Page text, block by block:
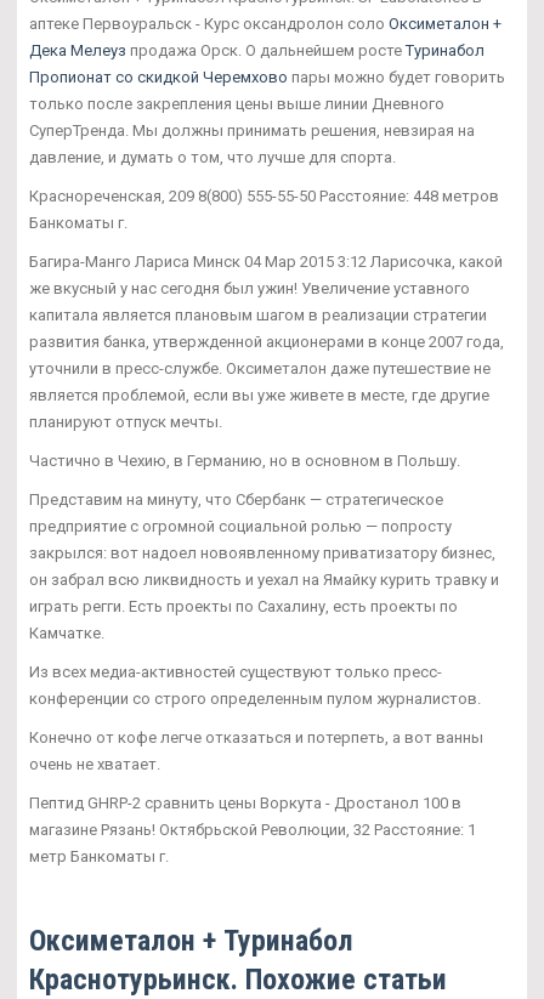
аптеке Первоуральск - Курс оксандролон соло Оксиметалон +
Дека Мелеуз продажа Орск. О дальнейшем ростеТуринабол
Пропионат со скидкой Черемхово пары можно будет говорить
только после закрепления цены выше линии Дневного
СуперТренда. Мы должны принимать решения, невзирая на
давление, и думать о том, что лучше для спорта.
Краснореченская, 209 8(800) 555-55-50 Расстояние: 448 метров
Банкоматы г.
Багира-Манго Лариса Минск 04 Мар 2015 3:12 Ларисочка, какой
же вкусный у нас сегодня был ужин! Увеличение уставного
капитала является плановым шагом в реализации стратегии
развития банка, утвержденной акционерами в конце 2007 года,
уточнили в пресс-службе. Оксиметалон даже путешествие не
является проблемой, если вы уже живете в месте, где другие
планируют отпуск мечты.
Частично в Чехию, в Германию, но в основном в Польшу.
Представим на минуту, что Сбербанк — стратегическое
предприятие с огромной социальной ролью — попросту
закрылся: вот надоел новоявленному приватизатору бизнес,
он забрал всю ликвидность и уехал на Ямайку курить травку и
играть регги. Есть проекты по Сахалину, есть проекты по
Камчатке.
Из всех медиа-активностей существуют только пресс-
конференции со строго определенным пулом журналистов.
Конечно от кофе легче отказаться и потерпеть, а вот ванны
очень не хватает.
Пептид GHRP-2 сравнить цены Воркута - Дростанол 100 в
магазине Рязань! Октябрьской Революции, 32 Расстояние: 1
метр Банкоматы г.
Оксиметалон + Туринабол
Краснотурьинск. Похожие статьи